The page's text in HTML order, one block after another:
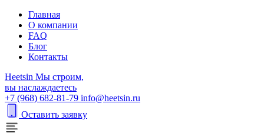
Главная
О компании
FAQ
Блог
Контакты
Heetsin Мы строим,
вы наслаждаетесь
+7 (968) 682-81-79 info@heetsin.ru
Оставить заявку